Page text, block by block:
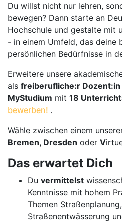
Du willst nicht nur lehren,
bewegen? Dann starte an
Hochschule und gestalte mit
- in einem Umfeld, das deine
persönlichen Bedürfnisse in
Erweitere unsere
als freiberufliche:r Dozent:in
MyStudium mit 18
bewerben! .
Wähle zwischen einem
Bremen, Dresden oder V
Das erwartet Dich
Du vermittelst
Kenntnisse mit hohem
Themen
Straßenentwässerung